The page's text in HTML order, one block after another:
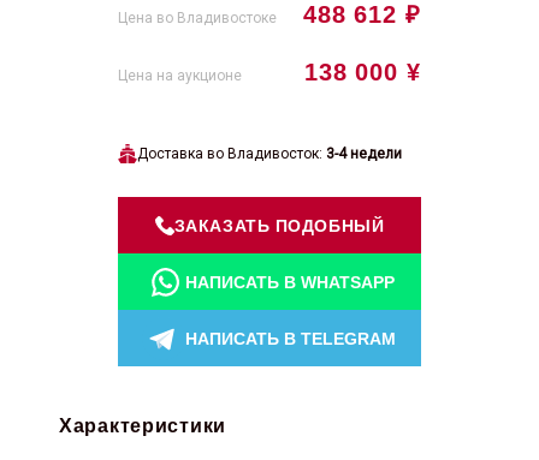
488 612 ₽
Цена во Владивостоке
138 000 ¥
Цена на аукционе
Доставка во Владивосток: 3-4 недели
ЗАКАЗАТЬ ПОДОБНЫЙ
НАПИСАТЬ В WHATSAPP
НАПИСАТЬ В TELEGRAM
Характеристики